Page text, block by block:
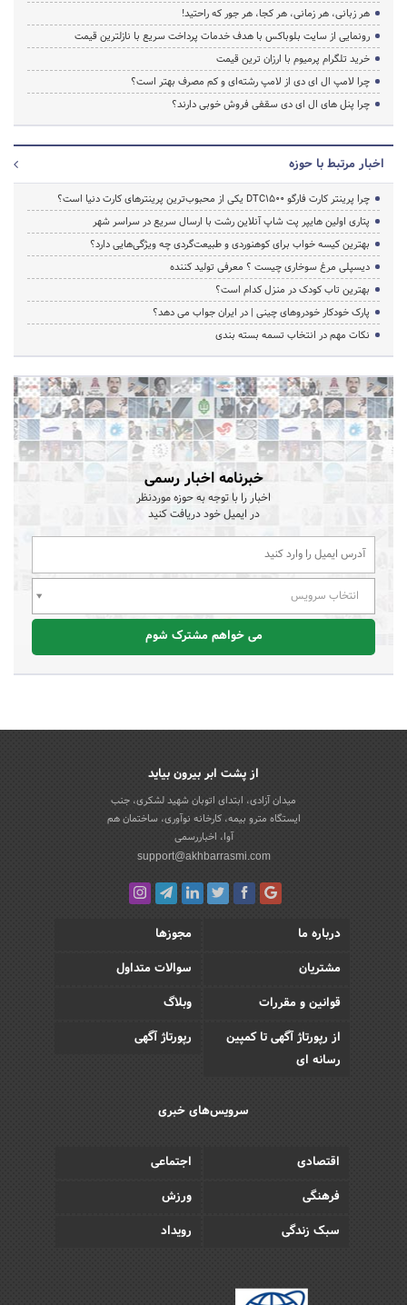
هر زبانی، هر زمانی، هر کجا، هر جور که راحتید!
رونمایی از سایت بلوباکس با هدف خدمات پرداخت سریع با نازلترین قیمت
خرید تلگرام پرمیوم با ارزان ترین قیمت
چرا لامپ ال ای دی از لامپ رشته‌ای و کم مصرف بهتر است؟
چرا پنل های ال ای دی سقفی فروش خوبی دارند؟
اخبار مرتبط با حوزه
چرا پرینتر کارت فارگو DTC1500 یکی از محبوب‌ترین پرینترهای کارت دنیا است؟
پتاری اولین هایپر پت شاپ آنلاین رشت با ارسال سریع در سراسر شهر
بهترین کیسه خواب برای کوهنوردی و طبیعت‌گردی چه ویژگی‌هایی دارد؟
دیسپلی مرغ سوخاری چیست ؟ معرفی تولید کننده
بهترین تاب کودک در منزل کدام است؟
پارک خودکار خودروهای چینی | در ایران جواب می دهد؟
نکات مهم در انتخاب تسمه بسته بندی
خبرنامه اخبار رسمی
اخبار را با توجه به حوزه موردنظر
در ایمیل خود دریافت کنید
انتخاب سرویس
می خواهم مشترک شوم
از پشت ابر بیرون بیاید
میدان آزادی، ابتدای اتوبان شهید لشکری، جنب
ایستگاه مترو بیمه، کارخانه نوآوری، ساختمان هم
آوا، اخباررسمی
support@akhbarrasmi.com
درباره ما
مجوزها
مشتریان
سوالات متداول
قوانین و مقررات
وبلاگ
از رپورتاژ آگهی تا کمپین
رسانه ای
رپورتاژ آگهی
سرویس‌های خبری
اقتصادی
اجتماعی
فرهنگی
ورزش
سبک زندگی
رویداد